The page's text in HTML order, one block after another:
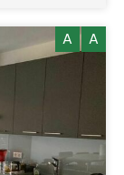
A A